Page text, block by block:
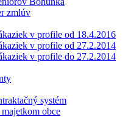
zmlúv
v profile od 18.4.2016
v profile od 27.2.2014
v profile do 27.2.2014
systém
obce